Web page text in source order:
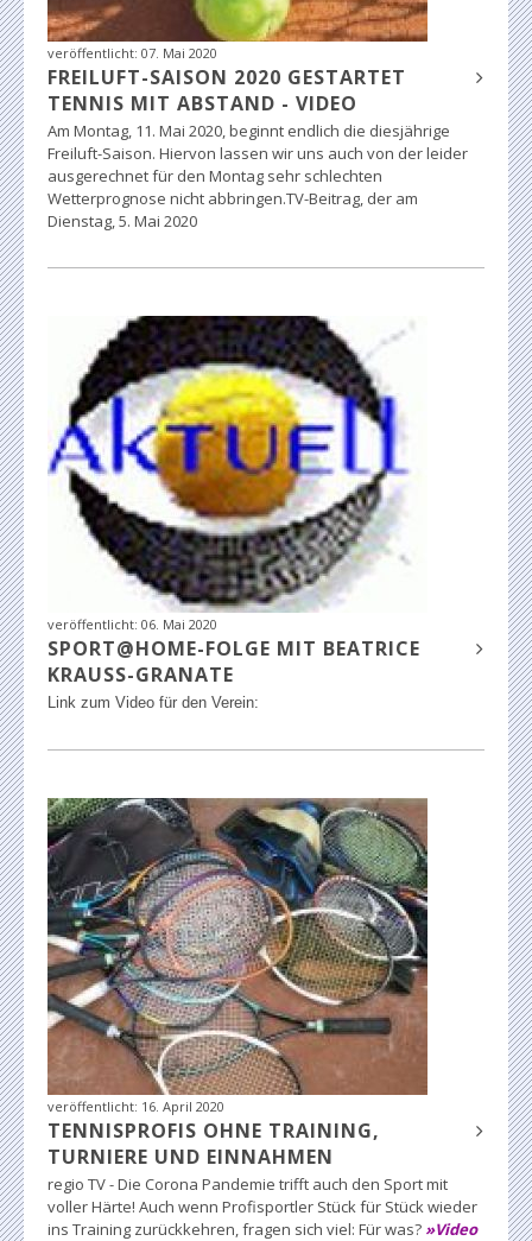
veröffentlicht: 07. Mai 2020
FREILUFT-SAISON 2020 GESTARTET
TENNIS MIT ABSTAND - VIDEO
Am Montag, 11. Mai 2020, beginnt endlich die diesjährige
Freiluft-Saison. Hiervon lassen wir uns auch von der leider
ausgerechnet für den Montag sehr schlechten
Wetterprognose nicht abbringen.TV-Beitrag, der am
Dienstag, 5. Mai 2020
veröffentlicht: 06. Mai 2020
SPORT@HOME-FOLGE MIT BEATRICE
KRAUSS-GRANATE
Link zum Video für den Verein:
veröffentlicht: 16. April 2020
TENNISPROFIS OHNE TRAINING,
TURNIERE UND EINNAHMEN
regio TV - Die Corona Pandemie trifft auch den Sport mit
voller Härte! Auch wenn Profisportler Stück für Stück wieder
ins Training zurückkehren, fragen sich viel: Für was? »Video